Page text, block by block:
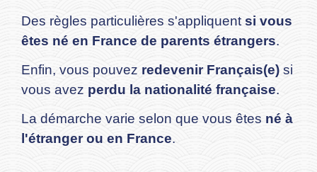
Des règles particulières s'appliquent si vous
êtes né en France de parents étrangers.
Enfin, vous pouvez redevenir Français(e) si
vous avez perdu la nationalité française.
La démarche varie selon que vous êtes né à
l'étranger ou en France.